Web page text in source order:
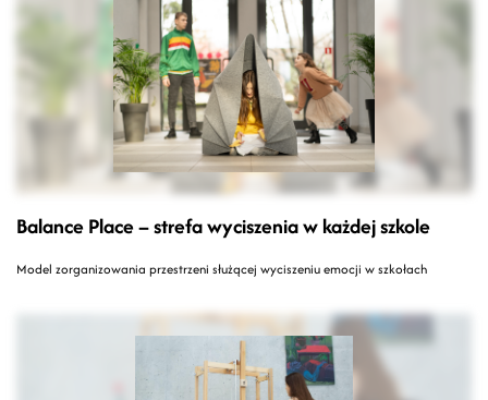
Balance Place – strefa wyciszenia w każdej szkole
Model zorganizowania przestrzeni służącej wyciszeniu emocji w szkołach